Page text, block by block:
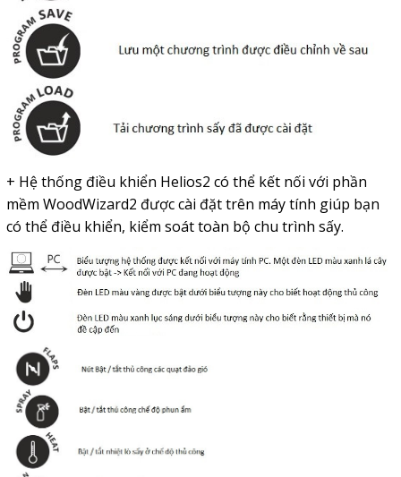
+ Hệ thống điều khiển Helios2 có thể kết nối với phần
mềm WoodWizard2 được cài đặt trên máy tính giúp bạn
có thể điều khiển, kiểm soát toàn bộ chu trình sấy.